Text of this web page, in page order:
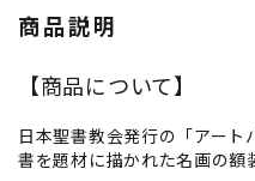
商品説明
【商品について】
日本聖書教会発行の「アー
書を題材に描かれた名画の額